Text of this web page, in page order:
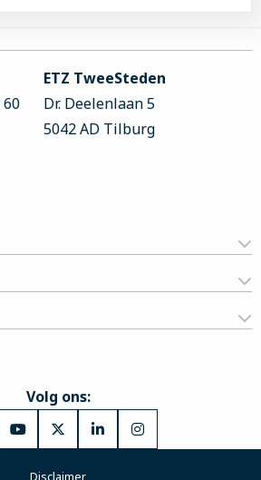
ETZ TweeSteden
Dr. Deelenlaan 5
5042 AD Tilburg
Volg ons:
Ga
Ga
Ga
Ga
Disclaimer